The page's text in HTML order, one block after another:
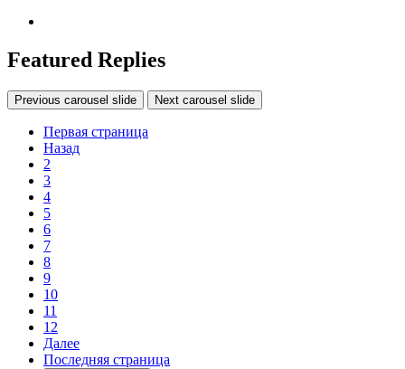
Featured Replies
Previous carousel slide Next carousel slide
Первая страница
Назад
2
3
4
5
6
7
8
9
10
11
12
Далее
Последняя страница